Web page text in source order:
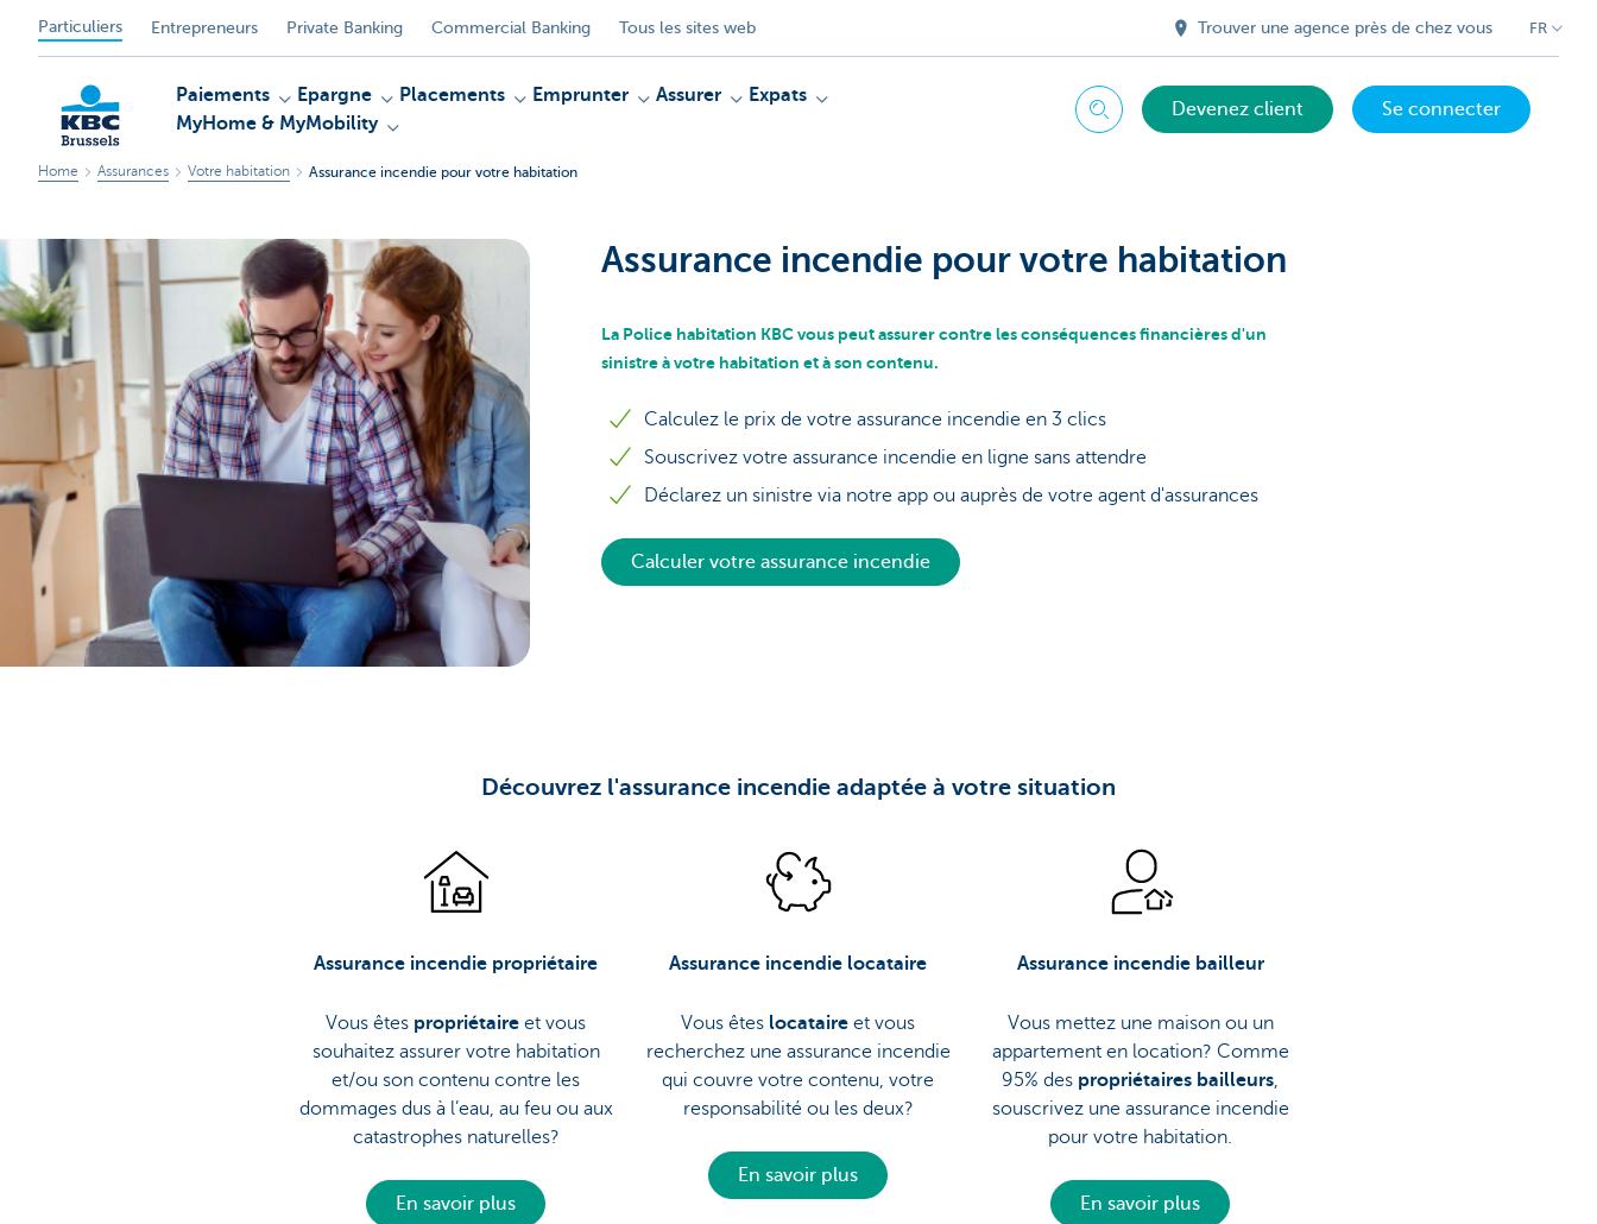
Particuliers Entrepreneurs Private Banking Commercial Banking Tous les sites web Trouver une agence près de chez vous FR
KBC
Paiements Epargne Placements Emprunter Assurer
Expats
MyHome & MyMobility
ChercherDevenez client Se connecter
Home Assurances Votre habitation Assurance incendie pour votre habitation
Assurance incendie pour votre habitation
La Police habitation KBC vous peut assurer contre les conséquences financières d'un
sinistre à votre habitation et à son contenu.
Calculez le prix de votre assurance incendie en 3 clics
Souscrivez votre assurance incendie en ligne sans attendre
Déclarez un sinistre via notre app ou auprès de votre agent d'assurances
Calculer votre assurance incendie
Découvrez l'assurance incendie adaptée à votre situation
Assurance incendie propriétaire
Vous êtes propriétaire et vous
souhaitez assurer votre habitation
et/ou son contenu contre les
dommages dus à l’eau, au feu ou aux
catastrophes naturelles?
En savoir plus
Assurance incendie locataire
Vous êtes locataire et vous
recherchez une assurance incendie
qui couvre votre contenu, votre
responsabilité ou les deux?
En savoir plus
Assurance incendie bailleur
Vous mettez une maison ou un
appartement en location? Comme
95% des propriétaires bailleurs,
souscrivez une assurance incendie
pour votre habitation.
En savoir plus